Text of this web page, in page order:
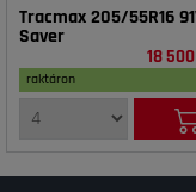
Tracmax 205/55R16
Saver
18
raktáron